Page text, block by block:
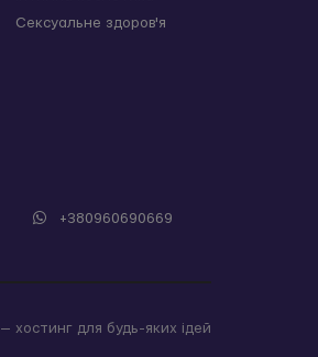
Сексуальне здоров'я
+380960690669
— хостинг для будь-яких ідей